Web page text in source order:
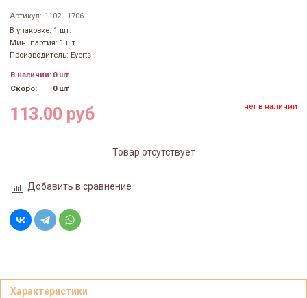
Артикул: 1102—1706
В упаковке: 1 шт.
Мин. партия: 1 шт
Производитель: Everts
В наличии: 0 шт
Скоро:
0 шт
113.00 руб нет в наличии
Товар отсутствует
Добавить в сравнение
Характеристики